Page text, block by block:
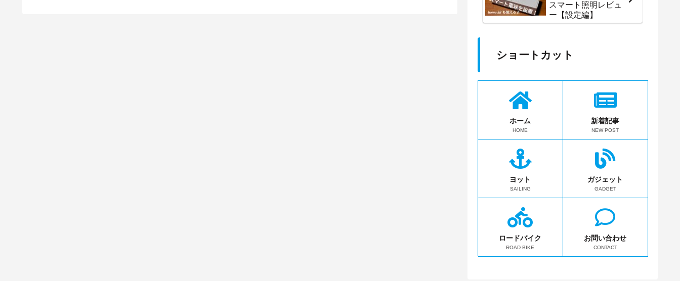
スマート照明レビュ
ー【設定編】
ショートカット
ホーム
HOME
新着記事
NEW POST
ヨット
SAILING
ガジェット
GADGET
ロードバイク
ROAD BIKE
お問い合わせ
CONTACT